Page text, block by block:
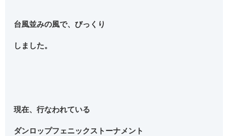
台風並みの風で、びっくり
しました。
現在、行なわれている
ダンロップフェニックストーナメント